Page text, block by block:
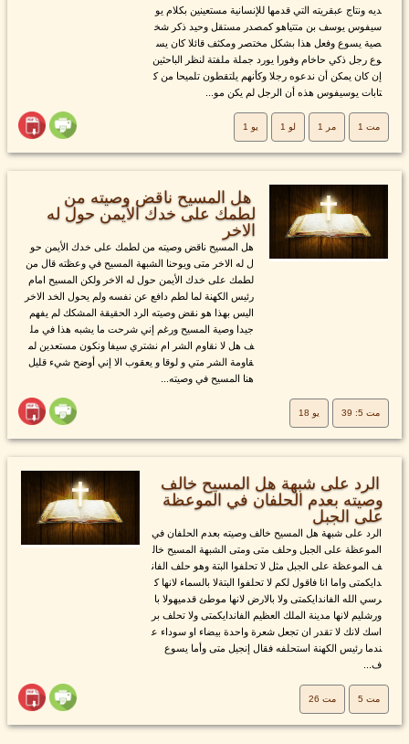
ديه ونتاج عبقريته التي قدمها للإنسانية مستعينين بكلام يو
سيفوس يوسف بن متتياهو كمصدر مستقل وحيد ذكر شخ
صية يسوع وفعل هذا بشكل مختصر ومكثف قائلا كان يس
وع رجل ذكي حاخام وفورا يورد جملة ملفتة لنظر الباحثين
إن كان يمكن أن ندعوه رجلا وكأنهم يلتقطون تلميحا من ك
تابات يوسيفوس هذه أن الرجل لم يكن مو...
مت 1 مر 1 لو 1 يو 1
هل المسيح ناقض وصيته من
لطمك على خدك الأيمن حول له
الاخر
هل المسيح ناقض وصيته من لطمك على خدك الأيمن حو
ل له الاخر متى ويوحنا الشبهة المسيح في وعظته قال من
لطمك على خدك الأيمن حول له الاخر ولكن المسيح امام
رئيس الكهنة لما لطم دافع عن نفسه ولم يحول الخد الاخر
اليس بهذا هو نقض وصيته الرد الحقيقة المشكك لم يفهم
جيدا وصية المسيح ورغم إني شرحت ما يشبه هذا في مل
ف هل لا نقاوم الشر ام نشتري سيفا ونكون مستعدين لم
قاومة الشر متي و لوقا و يعقوب الا إني أوضح شيء قليل
هنا المسيح في وصيته...
مت 5: 39 يو 18
الرد على شبهة هل المسيح خالف
وصيته بعدم الحلفان في الموعظة
على الجبل
الرد على شبهة هل المسيح خالف وصيته بعدم الحلفان في
الموعظة على الجبل وحلف متى ومتى الشبهة المسيح خال
ف الموعظة على الجبل مثل لا تحلفوا البتة وهو حلف الفان
دايكمتى واما انا فاقول لكم لا تحلفوا البتةلا بالسماء لانها ك
رسي الله الفاندايكمتى ولا بالارض لانها موطئ قدميهولا با
ورشليم لانها مدينة الملك العظيم الفاندايكمتى ولا تحلف بر
اسك لانك لا تقدر ان تجعل شعرة واحدة بيضاء او سوداء ع
ندما رئيس الكهنة استحلفه فقال إنجيل متى وأما يسوع
ف...
مت 5 مت 26